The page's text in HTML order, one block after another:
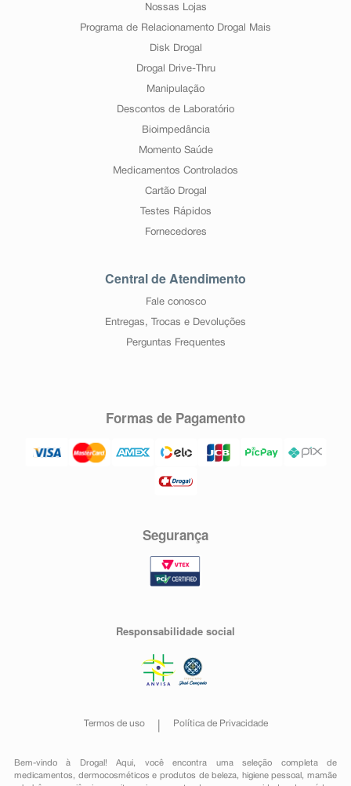
Nossas Lojas
Programa de Relacionamento Drogal Mais
Disk Drogal
Drogal Drive-Thru
Manipulação
Descontos de Laboratório
Bioimpedância
Momento Saúde
Medicamentos Controlados
Cartão Drogal
Testes Rápidos
Fornecedores
Central de Atendimento
Fale conosco
Entregas, Trocas e Devoluções
Perguntas Frequentes
Formas de Pagamento
Segurança
Responsabilidade social
Termos de uso Política de Privacidade
Bem-vindo à Drogal! Aqui, você encontra uma seleção completa de
medicamentos , dermocosméticos e produtos de beleza, higiene pessoal ,mamãe